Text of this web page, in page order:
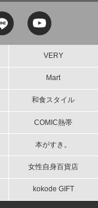
VERY
Mart
和食スタイル
COMIC熱帯
本がすき。
女性自身百貨店
kokode GIFT